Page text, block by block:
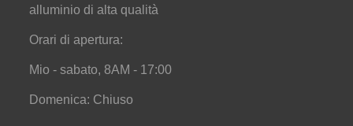
alluminio di alta qualità
Orari di apertura:
Mio - sabato, 8AM - 17:00
Domenica: Chiuso